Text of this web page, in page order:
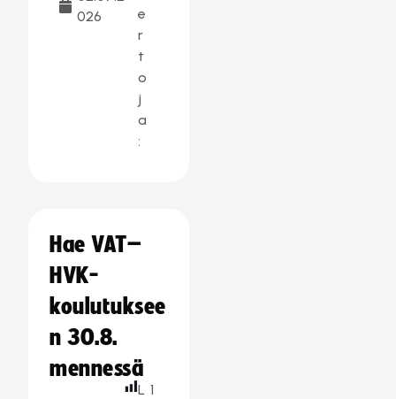
026
e
r
t
o
j
a
:
Hae VAT–
HVK-
koulutuksee
n 30.8.
mennessä
L 1